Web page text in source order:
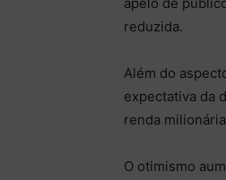
reduzida.
Além do
expectativa da
renda
O otimismo